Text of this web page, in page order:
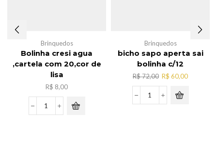
Brinquedos
Bolinha cresi agua
,cartela com 20,cor de
lisa
R$ 8,00
Bolinha
Brinquedos
bicho sapo aperta sai
bolinha c/12
R$72,00 O
preço
original
era:
R$ 60,00O
bicho